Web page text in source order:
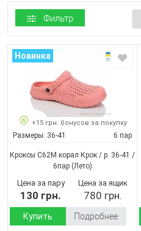
Фильтр
Новинка
+15 грн. бонусов за покупку
Размеры: 36-41 6 пар
Кроксы С62М корал Крок / p. 36-41 /
6пар(Лето)
Цена за пару
130 грн.
Цена за ящик
780 грн.
Купить Подробнее